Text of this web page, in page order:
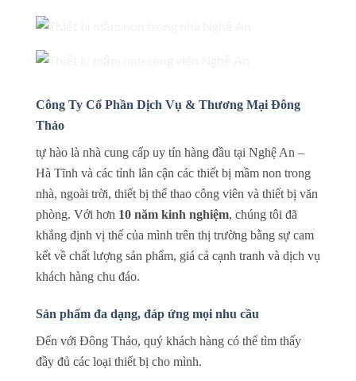
Công Ty Cổ Phần Dịch Vụ & Thương Mại Đông
Thảo
tự hào là nhà cung cấp uy tín hàng đầu tại Nghệ An –
Hà Tĩnh và các tỉnh lân cận các thiết bị mầm non trong
nhà, ngoài trời, thiết bị thể thao công viên và thiết bị văn
phòng. Với hơn 10 năm kinh nghiệm, chúng tôi đã
khẳng định vị thế của mình trên thị trường bằng sự cam
kết về chất lượng sản phẩm, giá cả cạnh tranh và dịch vụ
khách hàng chu đáo.
Sản phẩm đa dạng, đáp ứng mọi nhu cầu
Đến với Đông Thảo, quý khách hàng có thể tìm thấy
đầy đủ các loại thiết bị cho mình.